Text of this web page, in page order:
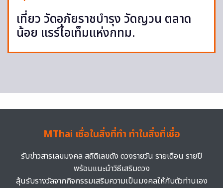
เที่ยว วัดอุภัยราชบำรุง วัดญวน ตลาด
น้อย แรร์ไอเท็มแห่งกทม.
MThai เชื่อในสิ่งที่ทำ ทำในสิ่งที่เชื่อ
รับข่าวสารเลขมงคล สถิติเลขดัง ดวงรายวัน รายเดือน รายปี
พร้อมแนะนำวิธีเสริมดวง
ลุ้นรับรางวัลจากกิจกรรมเสริมความเป็นมงคลให้กับตัวท่านเอง